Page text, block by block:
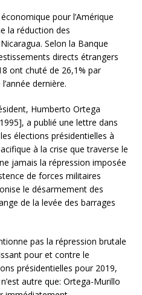
pour l’Amérique
la réduction des
Selon la Banque
directs étrangers
ont chuté de 26,1% par
dernière.
Humberto Ortega
a publié une lettre dans
élections présidentielles à
à la crise que traverse le
jamais la répression imposée
de forces militaires
le désarmement des
de la levée des barrages
pas la répression brutale
pour et contre le
présidentielles pour 2019,
autre que: Ortega-Murillo